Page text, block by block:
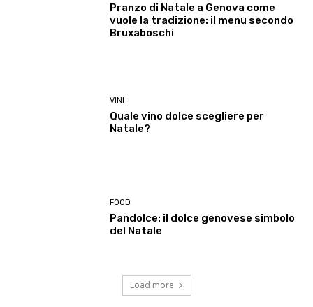
Pranzo di Natale a Genova come
vuole la tradizione: il menu secondo
Bruxaboschi
VINI
Quale vino dolce scegliere per
Natale?
FOOD
Pandolce: il dolce genovese simbolo
del Natale
Load more